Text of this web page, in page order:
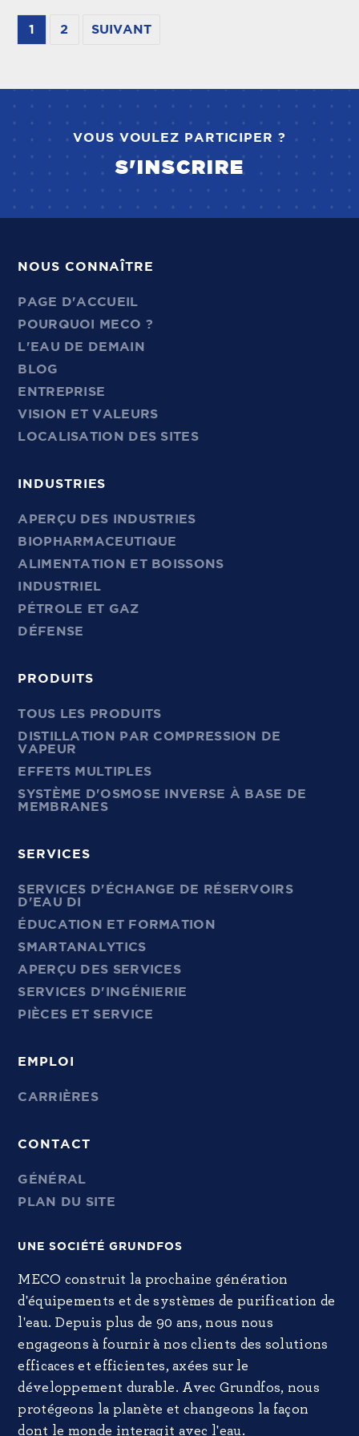
1 2 SUIVANT
VOUS VOULEZ PARTICIPER ?
S'INSCRIRE
NOUS CONNAÎTRE
PAGE D'ACCUEIL
POURQUOI MECO ?
L'EAU DE DEMAIN
BLOG
ENTREPRISE
VISION ET VALEURS
LOCALISATION DES SITES
INDUSTRIES
APERÇU DES INDUSTRIES
BIOPHARMACEUTIQUE
ALIMENTATION ET BOISSONS
INDUSTRIEL
PÉTROLE ET GAZ
DÉFENSE
PRODUITS
TOUS LES PRODUITS
DISTILLATION PAR COMPRESSION DE
VAPEUR
EFFETS MULTIPLES
SYSTÈME D'OSMOSE INVERSE À BASE DE
MEMBRANES
SERVICES
SERVICES D'ÉCHANGE DE RÉSERVOIRS
D'EAU DI
ÉDUCATION ET FORMATION
SMARTANALYTICS
APERÇU DES SERVICES
SERVICES D'INGÉNIERIE
PIÈCES ET SERVICE
EMPLOI
CARRIÈRES
CONTACT
GÉNÉRAL
PLAN DU SITE
UNE SOCIÉTÉ GRUNDFOS
MECO construit la prochaine génération
d'équipements et de systèmes de purification de
l'eau. Depuis plus de 90 ans, nous nous
engageons à fournir à nos clients des solutions
efficaces et efficientes, axées sur le
développement durable. Avec Grundfos, nous
protégeons la planète et changeons la façon
dont le monde interagit avec l'eau.